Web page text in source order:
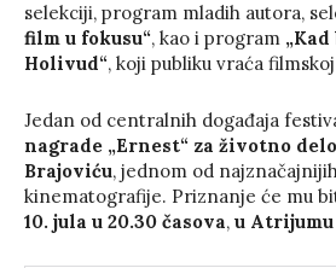
selekciji, program mladih autora,
film u fokusu“, kao i program
Holivud“, koji publiku vraća
Jedan od centralnih događaja
nagrade „Ernest“ za životno
Brajoviću, jednom od
kinematografije. Priznanje će mu
10. jula u 20.30 časova, u